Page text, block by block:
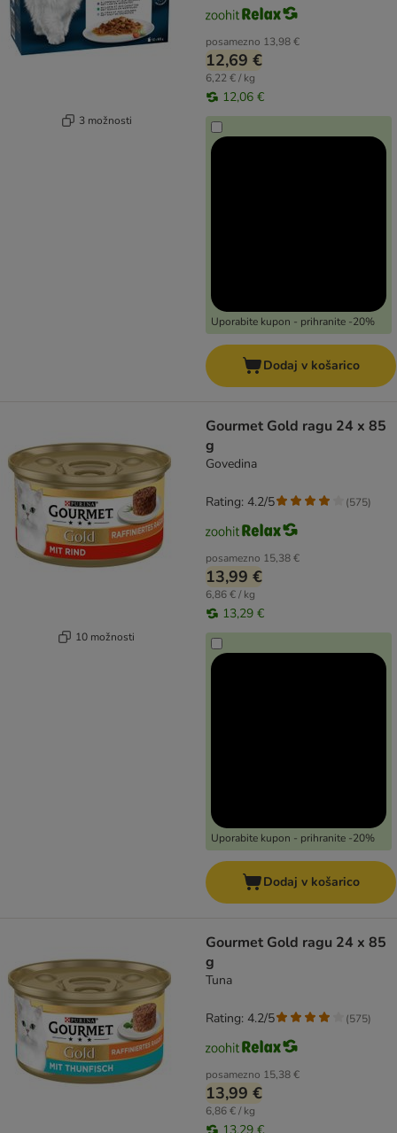
3 možnosti
posamezno 13,98 €
12,69 €
6,22 € / kg
12,06 €
Uporabite kupon - prihranite -20%
Dodaj v košarico
10 možnosti
Gourmet Gold ragu 24 x 85
g
Govedina
posamezno 15,38 €
13,99 €
6,86 € / kg
13,29 €
Uporabite kupon - prihranite -20%
Rating: 4.2/5 (575)
Dodaj v košarico
Gourmet Gold ragu 24 x 85
g
Tuna
posamezno 15,38 €
13,99 €
6,86 € / kg
Rating: 4.2/5 (575)